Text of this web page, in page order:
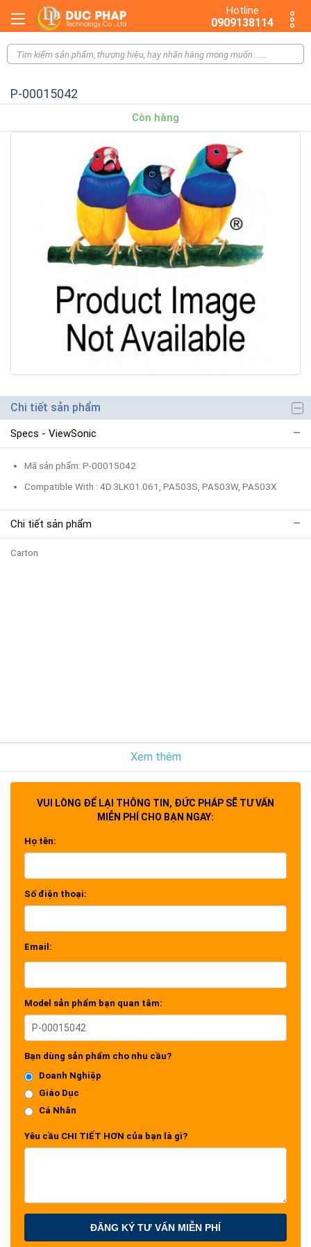
Hotline
0909138114
P-00015042
Còn hàng
Chi tiết sản phẩm
Specs - ViewSonic
Mã sản phẩm: P-00015042
Compatible With : 4D.3LK01.061, PA503S, PA503W, PA503X
Chi tiết sản phẩm
Carton
Xem thêm
VUI LÒNG ĐỂ LẠI THÔNG TIN, ĐỨC PHÁP SẼ TƯ VẤN
MIỄN PHÍ CHO BẠN NGAY:
Họ tên:
Số điện thoại:
Email:
Model sản phẩm bạn quan tâm:
Bạn dùng sản phẩm cho nhu cầu?
Doanh Nghiệp
Giáo Dục
Cá Nhân
Yêu cầu CHI TIẾT HƠN của bạn là gì?
ĐĂNG KÝ TƯ VẤN MIỄN PHÍ